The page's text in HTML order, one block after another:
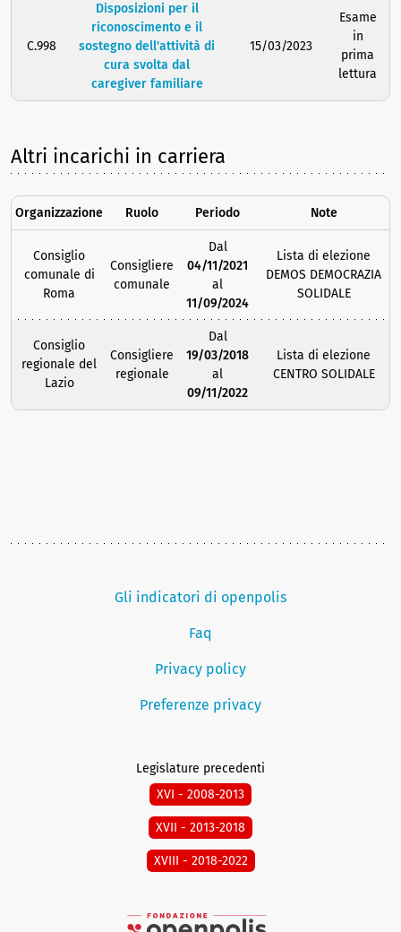
C.998
Disposizioni per il
riconoscimento e il
sostegno dell'attività di
cura svolta dal
caregiver familiare
15/03/2023
Esame
in
prima
lettura
Altri incarichi in carriera
Organizzazione Ruolo Periodo Note
Consiglio
comunale di
Roma
Consigliere
comunale
Dal
04/11/2021
al
11/09/2024
Lista di elezione
DEMOS DEMOCRAZIA
SOLIDALE
Consiglio
regionale del
Lazio
Consigliere
regionale
Dal
19/03/2018
al
09/11/2022
Lista di elezione
CENTRO SOLIDALE
Gli indicatori di openpolis
Faq
Privacy policy
Preferenze privacy
Legislature precedenti
XVI - 2008-2013
XVII - 2013-2018
XVIII - 2018-2022